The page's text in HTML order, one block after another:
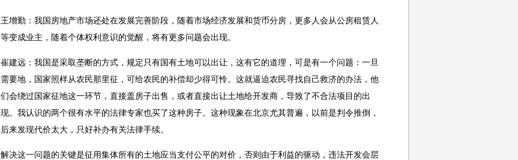
王增勤：我国房地产市场还处在发展完善阶段，随着市场经济发展和货币分房，更多人会从公房租赁人
等变成业主，随着个体权利意识的觉醒，将有更多问题会出现。
崔建远：我国是采取垄断的方式，规定只有国有土地可以出让，这有它的道理，可是有一个问题：一旦
需要地，国家照样从农民那里征，可给农民的补偿却少得可怜。这就逼迫农民寻找自己救济的办法，他
们会绕过国家征地这一环节，直接盖房子出售，或者直接出让土地给开发商，导致了不合法项目的出
现。我认识的两个很有水平的法律专家也买了这种房子。这种现象在北京尤其普遍，以前是判令推倒，
后来发现代价太大，只好补办有关法律手续。
解决这一问题的关键是征用集体所有的土地应当支付公平的对价，否则由于利益的驱动，违法开发会层